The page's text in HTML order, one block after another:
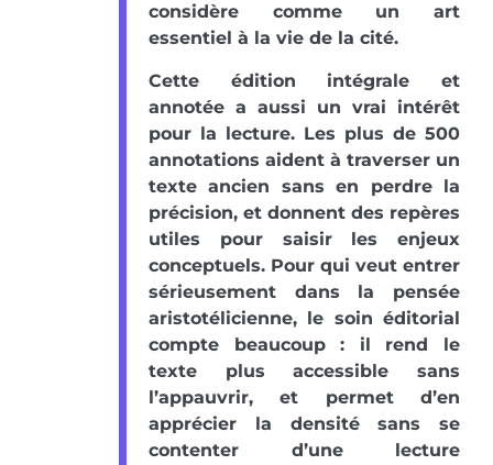
considère comme un art
essentiel à la vie de la cité.
Cette édition intégrale et
annotée a aussi un vrai intérêt
pour la lecture. Les plus de 500
annotations aident à traverser un
texte ancien sans en perdre la
précision, et donnent des repères
utiles pour saisir les enjeux
conceptuels. Pour qui veut entrer
sérieusement dans la pensée
aristotélicienne, le soin éditorial
compte beaucoup : il rend le
texte plus accessible sans
l’appauvrir, et permet d’en
apprécier la densité sans se
contenter d’une lecture